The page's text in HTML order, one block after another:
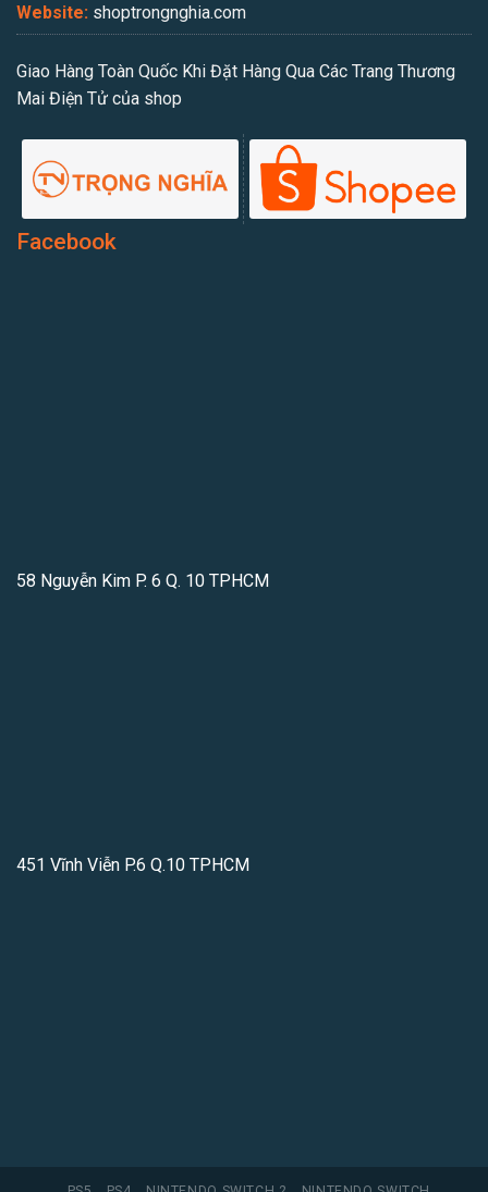
Website: shoptrongnghia.com
Giao Hàng Toàn Quốc Khi Đặt Hàng Qua Các Trang Thương
Mai Điện Tử của shop
Facebook
58 Nguyễn Kim P. 6 Q. 10 TPHCM
451 Vĩnh Viễn P.6 Q.10 TPHCM